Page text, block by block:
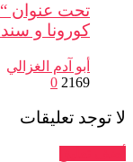
تحت عنوان
كورونا و
أبو آدم الغزالي
2169
0
لا توجد تعليقات